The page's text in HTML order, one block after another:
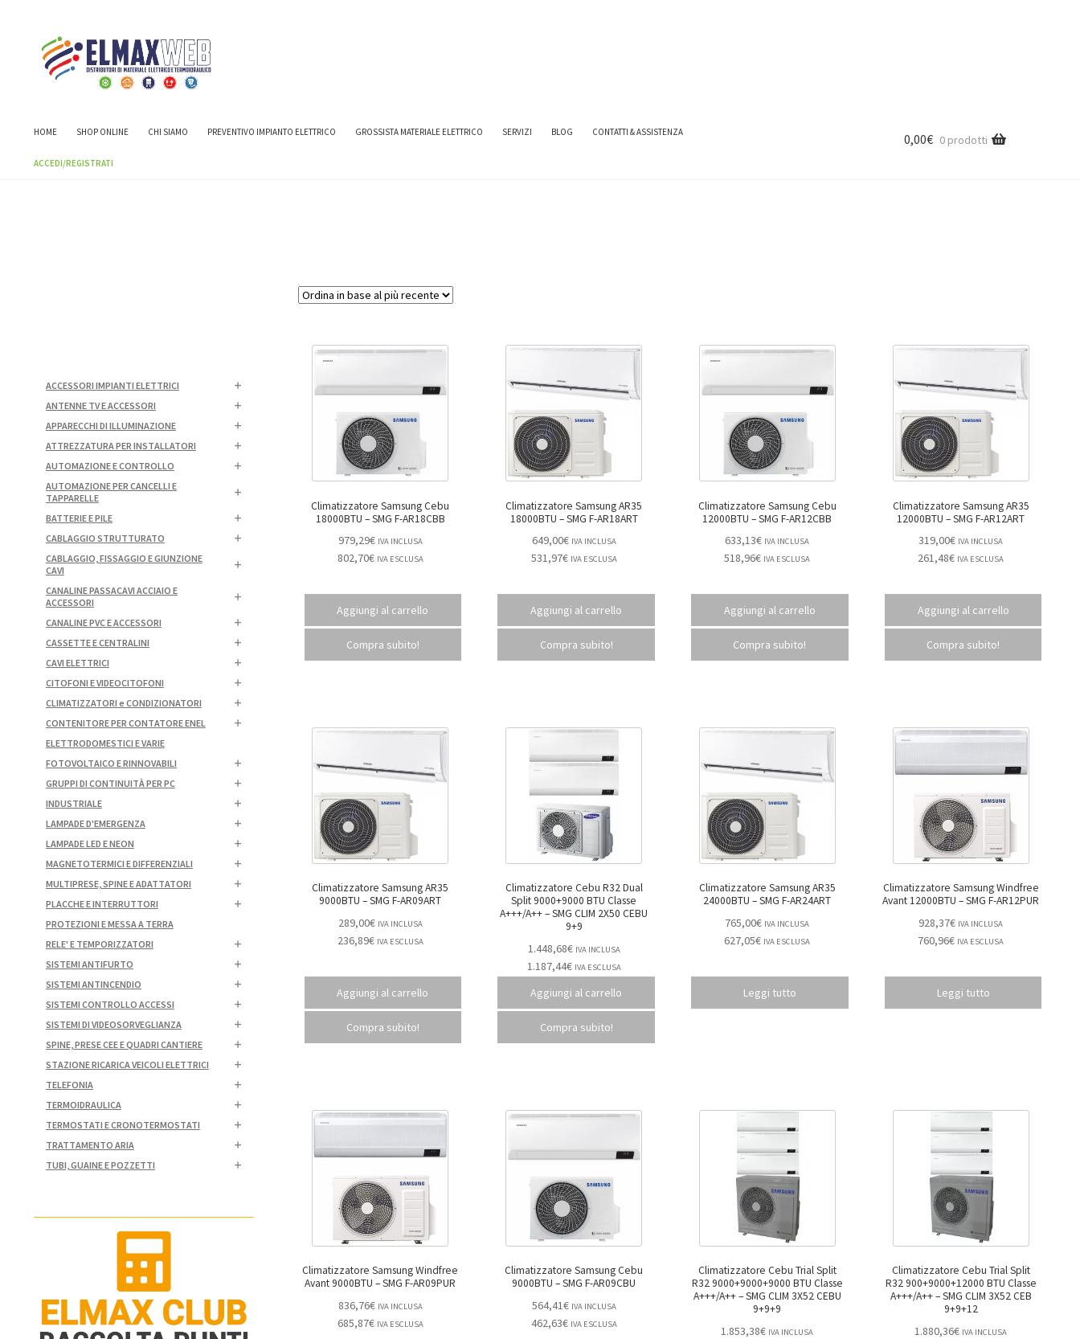
HOME SHOP ONLINE CHI SIAMO PREVENTIVO IMPIANTO ELETTRICO GROSSISTA MATERIALE ELETTRICO SERVIZI BLOG CONTATTI & ASSISTENZA
ACCEDI/REGISTRATI
0,00€ 0 prodotti
Home Brand SAMSUNG ELECTRONICS ITALIA S.P
Climatizzatore Samsung Cebu
18000BTU – SMG F-AR18CBB
979,29€ IVA INCLUSA
802,70€ IVA ESCLUSA
Aggiungi al carrello
Compra subito!
Climatizzatore Samsung AR35
18000BTU – SMG F-AR18ART
649,00€ IVA INCLUSA
531,97€ IVA ESCLUSA
Aggiungi al carrello
Compra subito!
Climatizzatore Samsung Cebu
12000BTU – SMG F-AR12CBB
633,13€ IVA INCLUSA
518,96€ IVA ESCLUSA
Aggiungi al carrello
Compra subito!
Climatizzatore Samsung AR35
12000BTU – SMG F-AR12ART
319,00€ IVA INCLUSA
261,48€ IVA ESCLUSA
Aggiungi al carrello
Compra subito!
Climatizzatore Samsung AR35
9000BTU – SMG F-AR09ART
289,00€ IVA INCLUSA
236,89€ IVA ESCLUSA
Aggiungi al carrello
Compra subito!
Climatizzatore Cebu R32 Dual
Split 9000+9000 BTU Classe
A+++/A++ – SMG CLIM 2X50 CEBU
9+9
1.448,68€ IVA INCLUSA
1.187,44€ IVA ESCLUSA
Aggiungi al carrello
Compra subito!
Climatizzatore Samsung AR35
24000BTU – SMG F-AR24ART
765,00€ IVA INCLUSA
627,05€ IVA ESCLUSA
Leggi tutto
Climatizzatore Samsung Windfree
Avant 12000BTU – SMG F-AR12PUR
928,37€ IVA INCLUSA
760,96€ IVA ESCLUSA
Leggi tutto
Climatizzatore Samsung Windfree
Avant 9000BTU – SMG F-AR09PUR
836,76€ IVA INCLUSA
685,87€ IVA ESCLUSA
Climatizzatore Samsung Cebu
9000BTU – SMG F-AR09CBU
564,41€ IVA INCLUSA
462,63€ IVA ESCLUSA
Climatizzatore Cebu Trial Split
R32 9000+9000+9000 BTU Classe
A+++/A++ – SMG CLIM 3X52 CEBU
9+9+9
1.853,38€ IVA INCLUSA
Climatizzatore Cebu Trial Split
R32 900+9000+12000 BTU Classe
A+++/A++ – SMG CLIM 3X52 CEB
9+9+12
1.880,36€ IVA INCLUSA
ACCESSORI IMPIANTI ELETTRICI
ANTENNE TV E ACCESSORI
APPARECCHI DI ILLUMINAZIONE
ATTREZZATURA PER INSTALLATORI
AUTOMAZIONE E CONTROLLO
AUTOMAZIONE PER CANCELLI E
TAPPARELLE
BATTERIE E PILE
CABLAGGIO STRUTTURATO
CABLAGGIO, FISSAGGIO E GIUNZIONE
CAVI
CANALINE PASSACAVI ACCIAIO E
ACCESSORI
CANALINE PVC E ACCESSORI
CASSETTE E CENTRALINI
CAVI ELETTRICI
CITOFONI E VIDEOCITOFONI
CLIMATIZZATORI e CONDIZIONATORI
CONTENITORE PER CONTATORE ENEL
ELETTRODOMESTICI E VARIE
FOTOVOLTAICO E RINNOVABILI
GRUPPI DI CONTINUITÀ PER PC
INDUSTRIALE
LAMPADE D'EMERGENZA
LAMPADE LED E NEON
MAGNETOTERMICI E DIFFERENZIALI
MULTIPRESE, SPINE E ADATTATORI
PLACCHE E INTERRUTTORI
PROTEZIONI E MESSA A TERRA
RELE' E TEMPORIZZATORI
SISTEMI ANTIFURTO
SISTEMI ANTINCENDIO
SISTEMI CONTROLLO ACCESSI
SISTEMI DI VIDEOSORVEGLIANZA
SPINE, PRESE CEE E QUADRI CANTIERE
STAZIONE RICARICA VEICOLI ELETTRICI
TELEFONIA
TERMOIDRAULICA
TERMOSTATI E CRONOTERMOSTATI
TRATTAMENTO ARIA
TUBI, GUAINE E POZZETTI